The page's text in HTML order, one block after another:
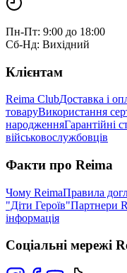
Пн-Пт: 9:00 до 18:00
Сб-Нд: Вихідний
Клієнтам
Reima ClubДоставка і
товаруВикористання
народженняГарантійні
військовослужбовців
Факти про Reima
Чому ReimaПравила
"Діти Героїв"Партнери
інформація
Соціальні мережі